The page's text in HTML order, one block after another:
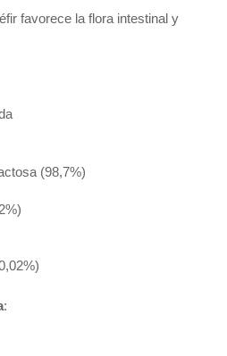
favorece la flora intestinal y
(98,7%)
: